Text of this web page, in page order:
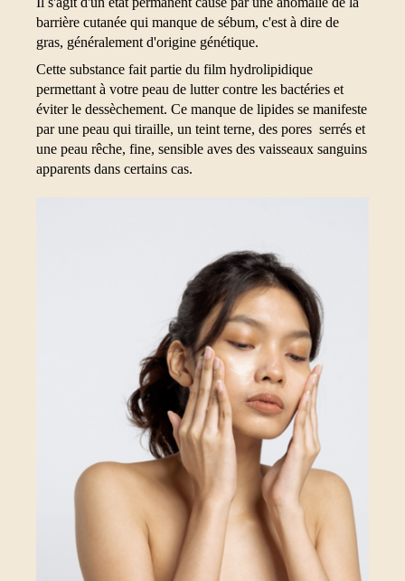
barrière cutanée qui manque de sébum, c'est à dire de
gras, généralement d'origine génétique.
Cette substance fait partie du film hydrolipidique
permettant à votre peau de lutter contre les bactéries et
éviter le dessèchement. Ce manque de lipides se manifeste
par une peau qui tiraille, un teint terne, des pores serrés et
une peau rêche, fine, sensible aves des vaisseaux sanguins
apparents dans certains cas.